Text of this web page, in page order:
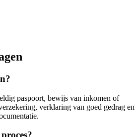
paspoort, bewijs van inkomen of
verklaring van goed gedrag en